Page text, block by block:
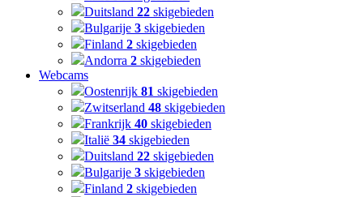
Duitsland 22 skigebieden
Bulgarije 3 skigebieden
Finland 2 skigebieden
Andorra 2 skigebieden
Webcams
Oostenrijk 81 skigebieden
Zwitserland 48 skigebieden
Frankrijk 40 skigebieden
Italië 34 skigebieden
Duitsland 22 skigebieden
Bulgarije 3 skigebieden
Finland 2 skigebieden